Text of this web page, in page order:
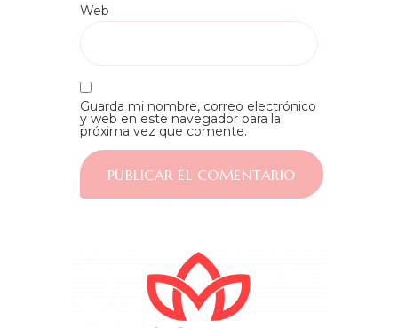
Web
Guarda mi nombre, correo electrónico
y web en este navegador para la
próxima vez que comente.